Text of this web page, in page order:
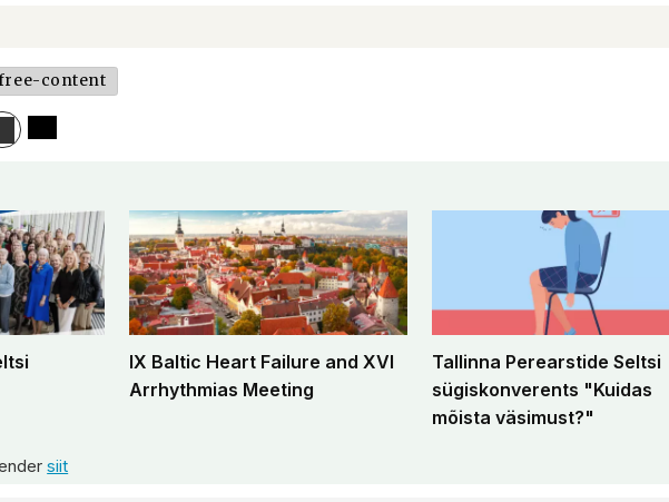
content
IX Baltic Heart Failure and XVI
Arrhythmias Meeting
Tallinna Perearstide Seltsi
sügiskonverents "Kuidas
mõista väsimust?"
siit